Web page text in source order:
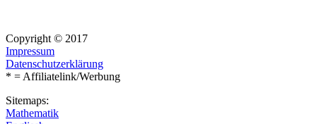
Copyright © 2017
Impressum
Datenschutzerklärung
* = Affiliatelink/Werbung
Sitemaps:
Mathematik